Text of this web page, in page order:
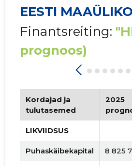
EESTI
Finantsreiting:
prognoos)
Kordajad ja
tulutasemed
2025
LIKVIIDSUS
Puhaskäibekapital 8 825